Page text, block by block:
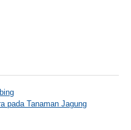
pada Tanaman Jagung